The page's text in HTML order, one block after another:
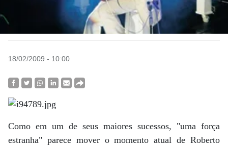
18/02/2009 - 10:00
Como em um de seus maiores sucessos, "uma força
estranha" parece mover o momento atual de Roberto